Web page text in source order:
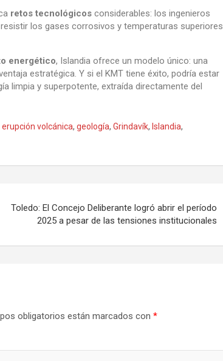
retos tecnológicos considerables: los ingenieros
los gases corrosivos y temperaturas superiores
energético, Islandia ofrece un modelo único: una
estratégica. Y si el KMT tiene éxito, podría estar
limpia y superpotente, extraída directamente del
erupción volcánica, geología, Grindavík, Islandia,
Toledo: El Concejo Deliberante logró abrir el período
2025 a pesar de las tensiones institucionales
obligatorios están marcados con *